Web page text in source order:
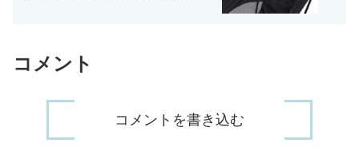
コメント
コメントを書き込む